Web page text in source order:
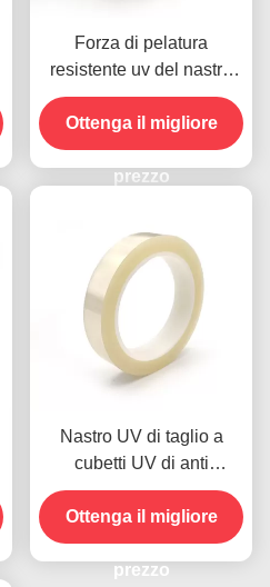
Forza di pelatura
resistente uv del nastro
6.6mil del poliestere più
spesso chiara alta
Ottenga il migliore
prezzo
Nastro UV di taglio a
cubetti UV di anti
protezione statica del
nastro dell'ANIMALE
DOMESTICO 3.8mil del
poliestere
Ottenga il migliore
prezzo